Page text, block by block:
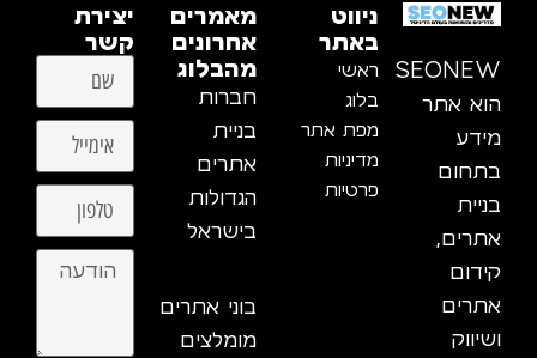
SEONEW
הוא אתר
מידע
בתחום
בניית
אתרים,
קידום
אתרים
ושיווק
ניווט
באתר
ראשי
בלוג
מפת אתר
מדיניות
פרטיות
מאמרים
אחרונים
מהבלוג
חברות
בניית
אתרים
הגדולות
בישראל
בוני אתרים
מומלצים
יצירת
קשר